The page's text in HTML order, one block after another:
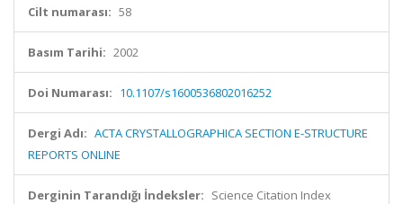
Cilt numarası: 58
Basım Tarihi: 2002
Doi Numarası: 10.1107/s1600536802016252
Dergi Adı: ACTA CRYSTALLOGRAPHICA SECTION E-STRUCTURE
REPORTS ONLINE
Derginin Tarandığı İndeksler: Science Citation Index